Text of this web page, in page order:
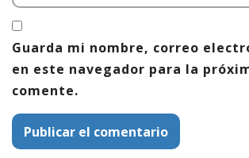
Guarda mi nombre, correo
en este navegador para la
comente.